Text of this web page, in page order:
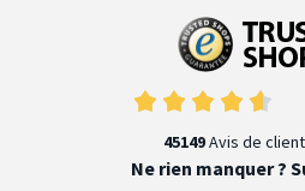
45149Avis de
Ne rien manquer ?